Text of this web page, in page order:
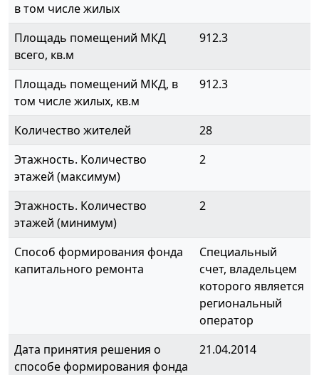
в том числе жилых
Площадь помещений МКД
всего, кв.м
912.3
Площадь помещений МКД, в
том числе жилых, кв.м
912.3
Количество жителей
28
Этажность. Количество
этажей (максимум)
2
Этажность. Количество
этажей (минимум)
2
Способ формирования фонда
капитального ремонта
Специальный
счет, владельцем
которого является
региональный
оператор
Дата принятия решения о
способе формирования фонда
21.04.2014